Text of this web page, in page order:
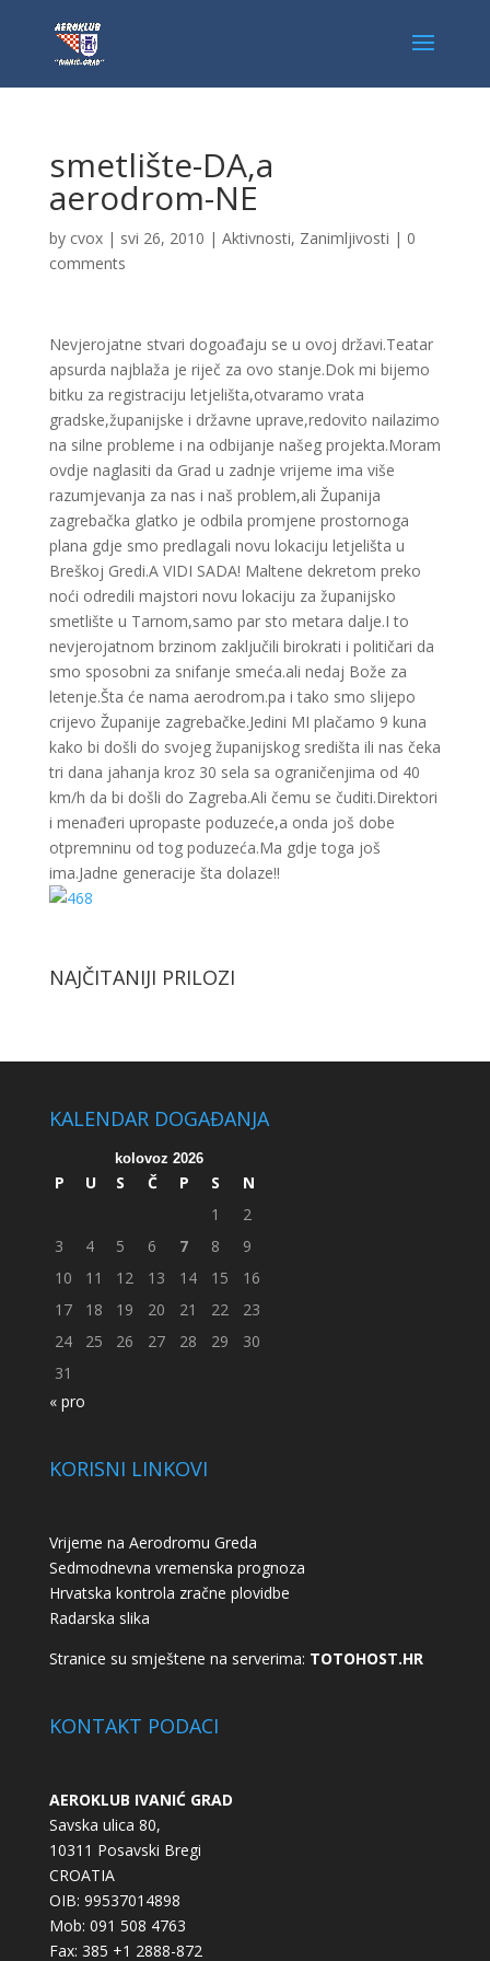
smetlište-DA,a
aerodrom-NE
by cvox| svi 26, 2010 | Aktivnosti, Zanimljivosti | 0
comments
Nevjerojatne stvari dogoađaju se u ovoj državi.Teatar
apsurda najblaža je riječ za ovo stanje.Dok mi bijemo
bitku za registraciju letjelišta,otvaramo vrata
gradske,županijske i državne uprave,redovito nailazimo
na silne probleme i na odbijanje našeg projekta.Moram
ovdje naglasiti da Grad u zadnje vrijeme ima više
razumjevanja za nas i naš problem,ali Županija
zagrebačka glatko je odbila promjene prostornoga
plana gdje smo predlagali novu lokaciju letjelišta u
Breškoj Gredi.A VIDI SADA! Maltene dekretom preko
noći odredili majstori novu lokaciju za županijsko
smetlište u Tarnom,samo par sto metara dalje.I to
nevjerojatnom brzinom zaključili birokrati i političari da
smo sposobni za snifanje smeća.ali nedaj Bože za
letenje.Šta će nama aerodrom.pa i tako smo slijepo
crijevo Županije zagrebačke.Jedini MI plačamo 9 kuna
kako bi došli do svojeg županijskog središta ili nas čeka
tri dana jahanja kroz 30 sela sa ograničenjima od 40
km/h da bi došli do Zagreba.Ali čemu se čuditi.Direktori
i menađeri upropaste poduzeće,a onda još dobe
otpremninu od tog poduzeća.Ma gdje toga još
ima.Jadne generacije šta dolaze!!
NAJČITANIJI PRILOZI
KALENDAR DOGAĐANJA
kolovoz 2026
P U S Č P S
N
1
2
3
4 5 6 7 8
9
10
11 12 13 14 15
16
17
18 19 20 21 22
23
24
25 26 27 28 29
30
31
« pro
KORISNI LINKOVI
Vrijeme na Aerodromu Greda
Sedmodnevna vremenska prognoza
Hrvatska kontrola zračne plovidbe
Radarska slika
Stranice su smještene na serverima: TOTOHOST.HR
KONTAKT PODACI
AEROKLUB IVANIĆ GRAD
Savska ulica 80,
10311 Posavski Bregi
CROATIA
OIB: 99537014898
Mob: 091 508 4763
Fax: 385 +1 2888-872